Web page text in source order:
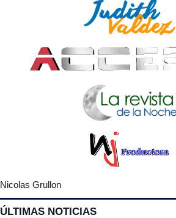
Nicolas Grullon
ÚLTIMAS NOTICIAS